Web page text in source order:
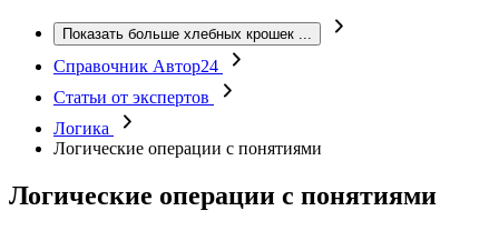
Показать больше хлебных крошек ...
Справочник Автор24
Статьи от экспертов
Логика
Логические операции с понятиями
Логические операции с понятиями